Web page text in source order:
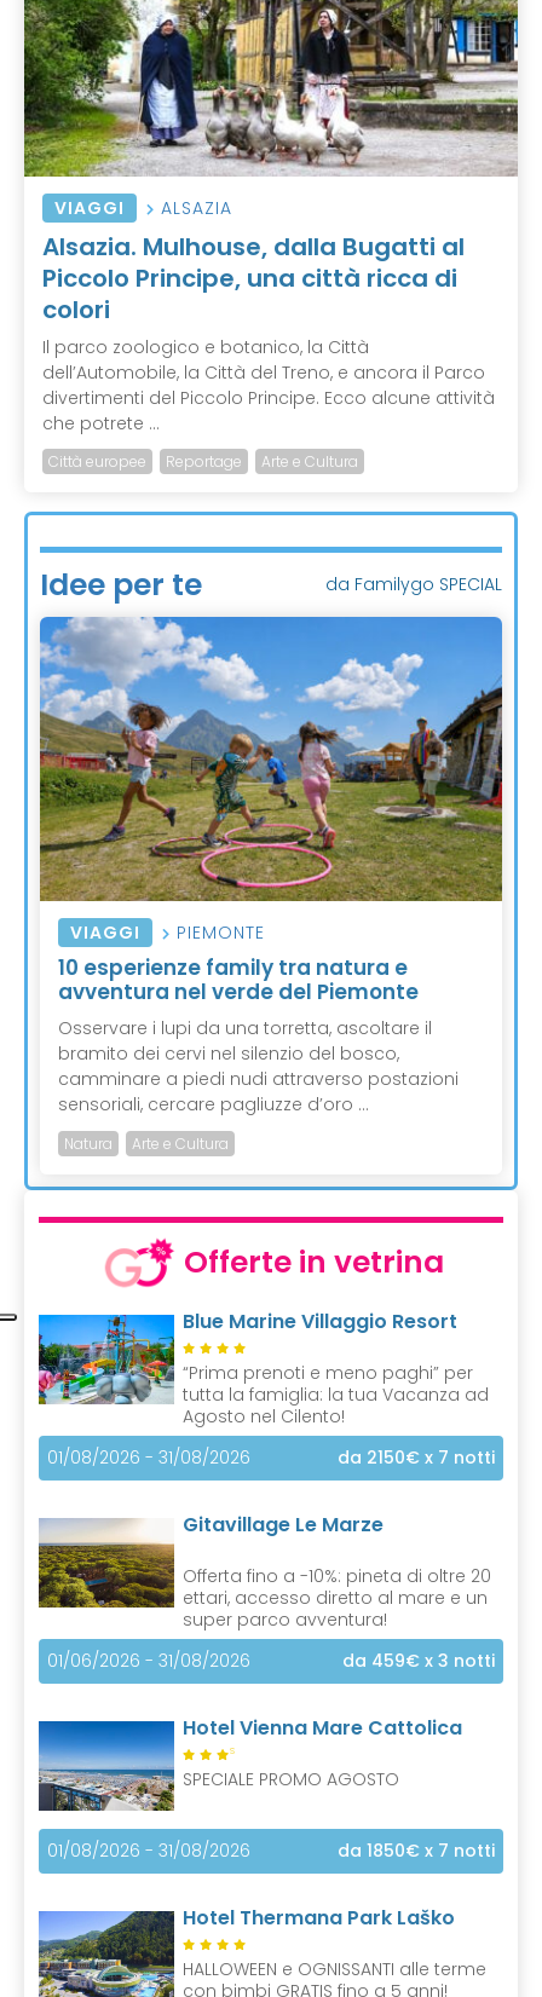
VIAGGI ALSAZIA
Alsazia. Mulhouse, dalla Bugatti al
Piccolo Principe, una città ricca di
colori
Il parco zoologico e botanico, la Città
dell’Automobile, la Città del Treno, e ancora il Parco
divertimenti del Piccolo Principe. Ecco alcune attività
che potrete ...
Città europee Reportage Arte e Cultura
Idee per te da Familygo SPECIAL
VIAGGI PIEMONTE
10 esperienze family tra natura e
avventura nel verde del Piemonte
Osservare i lupi da una torretta, ascoltare il
bramito dei cervi nel silenzio del bosco,
camminare a piedi nudi attraverso postazioni
sensoriali, cercare pagliuzze d’oro ...
Natura Arte e Cultura
Offerte in vetrina
Blue Marine Villaggio Resort
“Prima prenoti e meno paghi” per
tutta la famiglia: la tua Vacanza ad
Agosto nel Cilento!
01/08/2026 - 31/08/2026
da 2150€ x 7 notti
Gitavillage Le Marze
Offerta fino a -10%: pineta di oltre 20
ettari, accesso diretto al mare e un
super parco avventura!
01/06/2026 - 31/08/2026
da 459€ x 3 notti
Hotel Vienna Mare Cattolica
S
SPECIALE PROMO AGOSTO
01/08/2026 - 31/08/2026 da 1850€ x 7 notti
Hotel Thermana Park Laško
HALLOWEEN e OGNISSANTI alle terme
con bimbi GRATIS fino a 5 anni!